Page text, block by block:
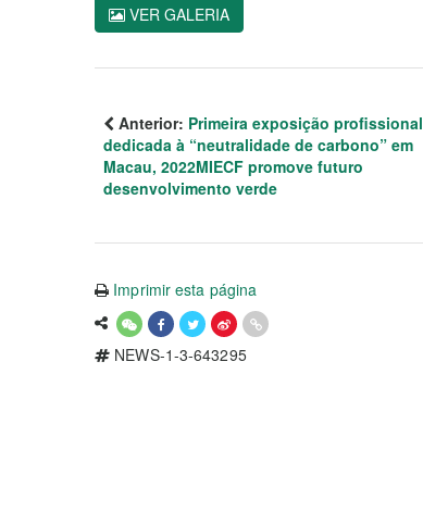
VER GALERIA
Anterior: Primeira exposição profissional
dedicada à “neutralidade de carbono” em
Macau, 2022MIECF promove futuro
desenvolvimento verde
Imprimir esta página
NEWS-1-3-643295